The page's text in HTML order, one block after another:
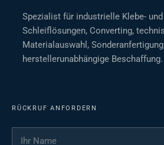
Spezialist für industrielle Klebe- und
Schleiflösungen, Converting,
Materialauswahl, Sonderanfertigung
herstellerunabhängige Beschaffung.
RÜCKRUF ANFORDERN
Ihr Name